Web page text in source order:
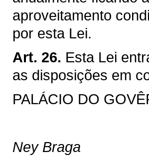
aproveitamento
por esta Lei.
Art. 26. Esta Lei
as disposições em
PALÁCIO DO
Ney Braga